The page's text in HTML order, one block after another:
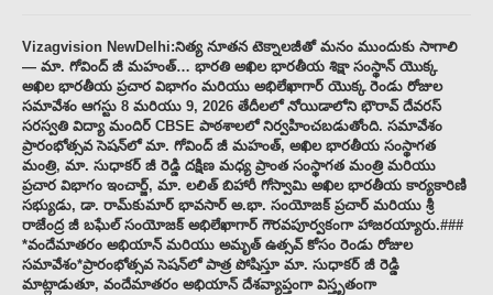
Vizagvision NewDelhi:నిత్య నూతన టెక్నాలజీతో మనం ముందుకు సాగాలి
— మా. గోవింద్ జీ మహంత్… భారతి అఖిల భారతీయ శిక్షా సంస్థాన్ యొక్క
అఖిల భారతీయ ప్రచార విభాగం మరియు అభిలేఖాగార్ యొక్క రెండు రోజుల
సమావేశం ఆగస్టు 8 మరియు 9, 2026 తేదీలలో నోయిడాలోని భౌరావ్ దేవరస్
సరస్వతి విద్యా మందిర్ CBSE పాఠశాలలో నిర్వహించబడుతోంది. సమావేశం
ప్రారంభోత్సవ సెషన్‌లో మా. గోవింద్ జీ మహంత్, అఖిల భారతీయ సంస్థాగత
మంత్రి, మా. సుధాకర్ జీ రెడ్డి దక్షిణ మధ్య ప్రాంత సంస్థాగత మంత్రి మరియు
ప్రచార విభాగం ఇంచార్జ్, మా. లలిత్ బిహారీ గోస్వామి అఖిల భారతీయ కార్యకారిణి
సభ్యుడు, డా. రామ్‌కుమార్ భావసార్ అ.భా. సంయోజక్ ప్రచార్ మరియు శ్రీ
రాజేంద్ర జీ బఘేల్ సంయోజక్ అభిలేఖాగార్ గౌరవపూర్వకంగా హాజరయ్యారు.###
*వందేమాతరం అభియాన్ మరియు అమృత్ ఉత్సవ్ కోసం రెండు రోజుల
సమావేశం*ప్రారంభోత్సవ సెషన్‌లో పాత్ర పోషిస్తూ మా. సుధాకర్ జీ రెడ్డి
మాట్లాడుతూ, వందేమాతరం అభియాన్ దేశవ్యాప్తంగా విస్తృతంగా